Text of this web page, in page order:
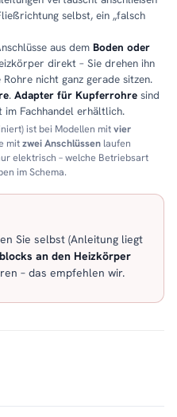
selbst, ein „falsch
aus dem Boden oder
direkt – Sie drehen ihn
nicht ganz gerade sitzen.
. Adapter für Kupferrohre sind
im Fachhandel erhältlich.
ist bei Modellen mitvier
mitzwei Anschlüssen laufen
elektrisch – welche Betriebsart
im Schema.
Sie selbst (Anleitung liegt
an den Heizkörper
– das empfehlen wir.